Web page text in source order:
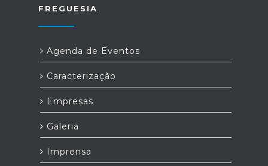
FREGUESIA
Agenda de Eventos
Caracterização
Empresas
Galeria
Imprensa